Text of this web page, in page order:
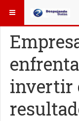
ESTÁ AQUÍ:
invertir